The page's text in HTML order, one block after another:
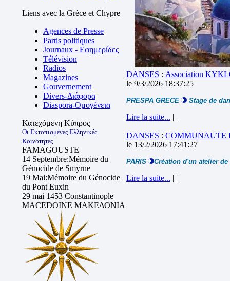
Liens avec la Grèce et Chypre
Agences de Presse
Partis politiques
Journaux - Εφημερίδες
Télévision
Radios
Magazines
Gouvernement
Divers-Διάφορα
Diaspora-Ομογένεια
Κατεχόμενη Κύπρος
Οι Εκτοπισμένες Ελληνικές
Κοινότητες
FAMAGOUSTE
14 Septembre:Mémoire du
Génocide de Smyrne
19 Mai:Mémoire du Génocide
du Pont Euxin
29 mai 1453 Constantinople
MACEDOINE ΜΑΚΕΔΟΝΙΑ
DANSES : Association
le 9/3/2026 18:37:25
PRESPA GRECE Stage de
Lire la suite... | |
DANSES : COMMUNAUTE
le 13/2/2026 17:41:27
PARIS Création d'un atelier
Lire la suite... | |